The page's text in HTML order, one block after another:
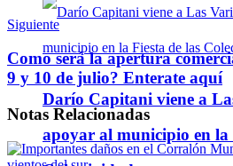
Darío Capitani viene a
apoyar al municipio en la
Siguiente
Como será la apertura
9 y 10 de julio? Enterate aquí
Notas Relacionadas